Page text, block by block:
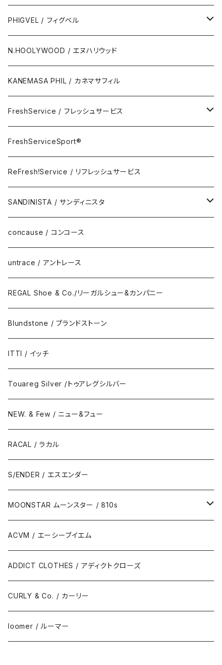
Polo Short Shirt / 半袖ポロシャツ
Wallet & Coincase
Card Case
Key Hook
Room Spray
Accessory
Eyewear
PHIGVEL / フィグベル
The Permanent / パーマネント
N.HOOLYWOOD / エヌハリウッド
KANEMASA PHIL / カネマサフィル
FreshService / フレッシュサービス
FreshServiceSport®
ReFresh!Service / リフレッシュサービス
FreshServiceSport®
ReFresh!Service / リフレッシュサービス
SANDINISTA / サンディニスタ
DAILY STANDARD
concause / コンコース
untrace / アントレース
REGAL Shoe & Co./リーガルシュー&カンパニー
Blundstone / ブランドストーン
ITTI / イッチ
Touareg Silver /トゥアレグシルバー
NEW. & Few / ニュー&フュー
RACAL / ラカル
S/ENDER / エスエンダー
MOONSTAR ムーンスター / 810s
MOONSTAR / ムーンスター
810s / エイトテンス
ACVM / エーシーブイエム
ADDICT CLOTHES / アディクトクローズ
CURLY & Co. / カーリー
loomer / ルーマー